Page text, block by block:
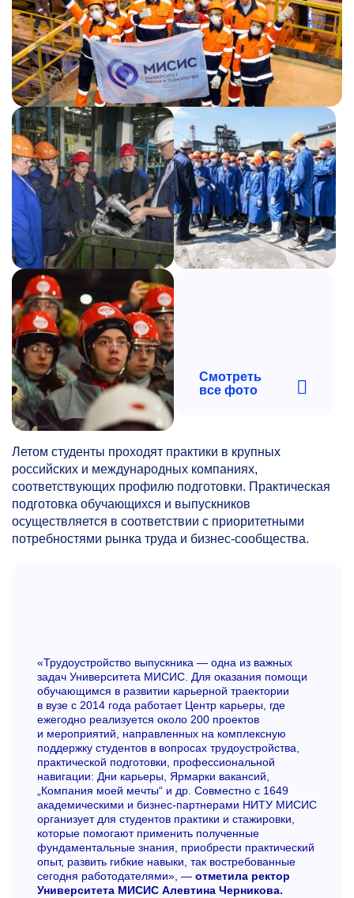
Смотреть
все фото
Летом студенты проходят практики в крупных
российских и международных компаниях,
соответствующих профилю подготовки. Практическая
подготовка обучающихся и выпускников
осуществляется в соответствии с приоритетными
потребностями рынка труда и бизнес-сообщества.
«Трудоустройство выпускника — одна из важных
задач Университета МИСИС. Для оказания помощи
обучающимся в развитии карьерной траектории
в вузе с 2014 года работает Центр карьеры, где
ежегодно реализуется около 200 проектов
и мероприятий, направленных на комплексную
поддержку студентов в вопросах трудоустройства,
практической подготовки, профессиональной
навигации: Дни карьеры, Ярмарки вакансий,
„Компания моей мечты“ и др. Совместно с 1649
академическими и бизнес-партнерами НИТУ МИСИС
организует для студентов практики и стажировки,
которые помогают применить полученные
фундаментальные знания, приобрести практический
опыт, развить гибкие навыки, так востребованные
сегодня работодателями», — отметила ректор
Университета МИСИС Алевтина Черникова.